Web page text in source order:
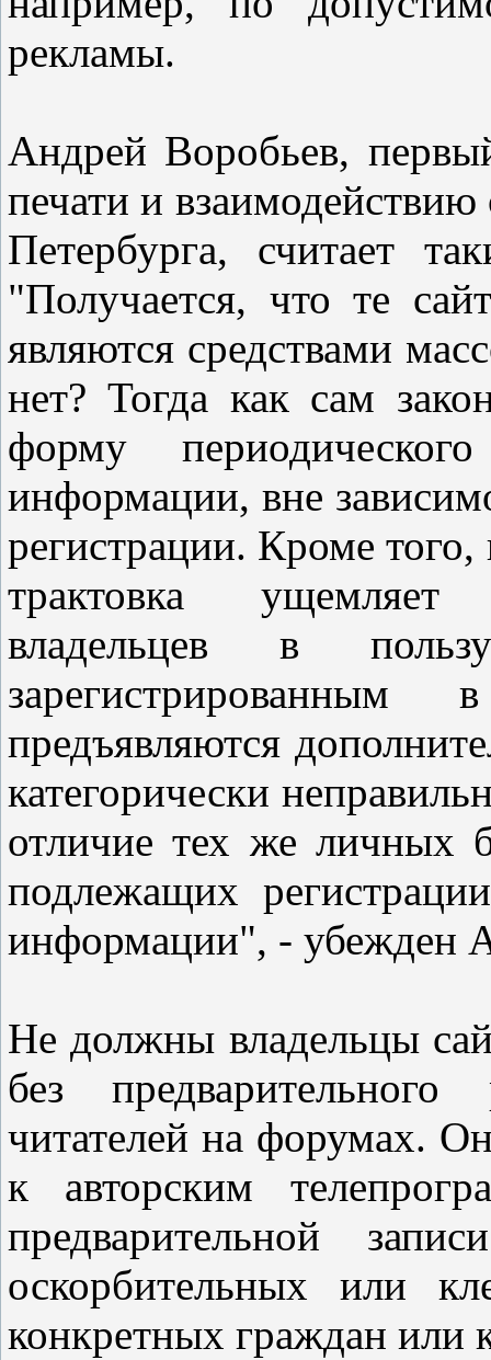
рекламы.
Андрей Воробьев,
печати и
Петербурга, считает
"Получается, что те
являются средствами
нет? Тогда как сам
форму
информации, вне
регистрации. Кроме того,
трактовка ущемляет
владельцев в
предъявляются
категорически
отличие тех же личных
подлежащих
информации", - убежден
Не должны владельцы
без предварительного
читателей на форумах.
к авторским
предварительной
оскорбительных или
конкретных граждан или